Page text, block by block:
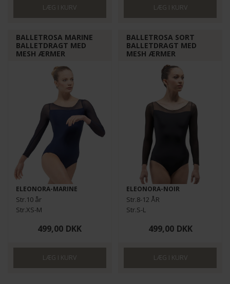
BALLETROSA MARINE
BALLETDRAGT MED
MESH ÆRMER
ELEONORA-MARINE
Str.10 år
Str.XS-M
499,00 DKK
BALLETROSA SORT
BALLETDRAGT MED
MESH ÆRMER
ELEONORA-NOIR
Str.8-12 ÅR
Str.S-L
499,00 DKK